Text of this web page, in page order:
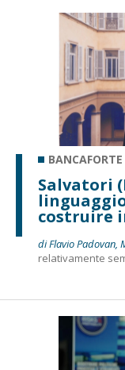
Salvatori
costruire
di Flavio Padovan,
relativamente